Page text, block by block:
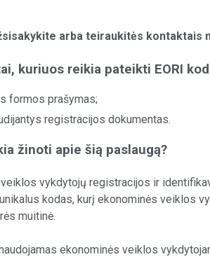
arba teiraukitės kontaktais
kuriuos reikia pateikti EORI
formos prašymas;
registracijos dokumentas.
žinoti apie šią paslaugą?
vykdytojų registracijos ir
kodas, kurį ekonominės veiklos
muitinė.
ekonominės veiklos